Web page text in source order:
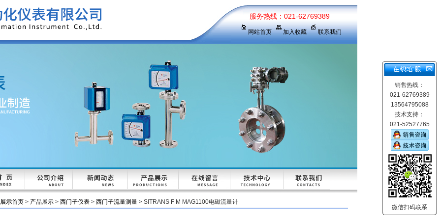
服务热线：021-62769389
网站首页 加入收藏 联系我们
示首页 > 产品展示 > 西门子仪表 > 西门子流量测量 > SITRANS F M MAG1100电磁流量计
销售热线：
021-62769389
13564795088
技术支持：
021-52527765
微信扫码联系